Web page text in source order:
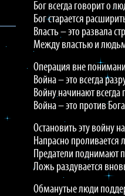
Бог всегда говорит о
Бог старается
Власть – это развала
Между властью и
Операция вне
Война – это всегда
Войну начинают всегда
Война – это против
Остановить эту войну
Напрасно проливается
Предатели поднимают
Ложь раздувается
Обманутые люди